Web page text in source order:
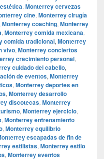
, Monterrey cervezas
cine, Monterrey cirugía
Monterrey coaching, Monterrey
, Monterrey comida mexicana,
comida tradicional, Monterrey
vivo, Monterrey conciertos
crecimiento personal,
cuidado del cabello,
de eventos, Monterrey
, Monterrey deportes en
, Monterrey desarrollo
discotecas, Monterrey
, Monterrey ejercicio,
, Monterrey entrenamiento
, Monterrey equilibrio
escapadas de fin de
estilistas, Monterrey estilo
, Monterrey eventos